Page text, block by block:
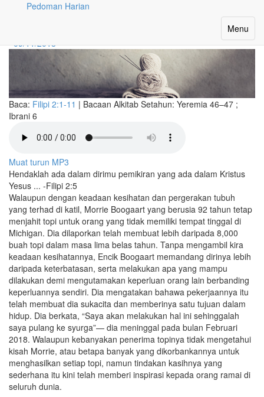
Pedoman Harian
Toggle
Menu
Apa yang Kita Boleh Lakukan
09/11/2018
Baca: Filipi 2:1-11 | Bacaan Alkitab Setahun: Yeremia 46–47 ;
Ibrani 6
Muat turun MP3
Hendaklah ada dalam dirimu pemikiran yang ada dalam Kristus
Yesus ... -Filipi 2:5
Walaupun dengan keadaan kesihatan dan pergerakan tubuh
yang terhad di katil, Morrie Boogaart yang berusia 92 tahun tetap
menjahit topi untuk orang yang tidak memiliki tempat tinggal di
Michigan. Dia dilaporkan telah membuat lebih daripada 8,000
buah topi dalam masa lima belas tahun. Tanpa mengambil kira
keadaan kesihatannya, Encik Boogaart memandang dirinya lebih
daripada keterbatasan, serta melakukan apa yang mampu
dilakukan demi mengutamakan keperluan orang lain berbanding
keperluannya sendiri. Dia mengatakan bahawa pekerjaannya itu
telah membuat dia sukacita dan memberinya satu tujuan dalam
hidup. Dia berkata, “Saya akan melakukan hal ini sehinggalah
saya pulang ke syurga”— dia meninggal pada bulan Februari
2018. Walaupun kebanyakan penerima topinya tidak mengetahui
kisah Morrie, atau betapa banyak yang dikorbankannya untuk
menghasilkan setiap topi, namun tindakan kasihnya yang
sederhana itu kini telah memberi inspirasi kepada orang ramai di
seluruh dunia.